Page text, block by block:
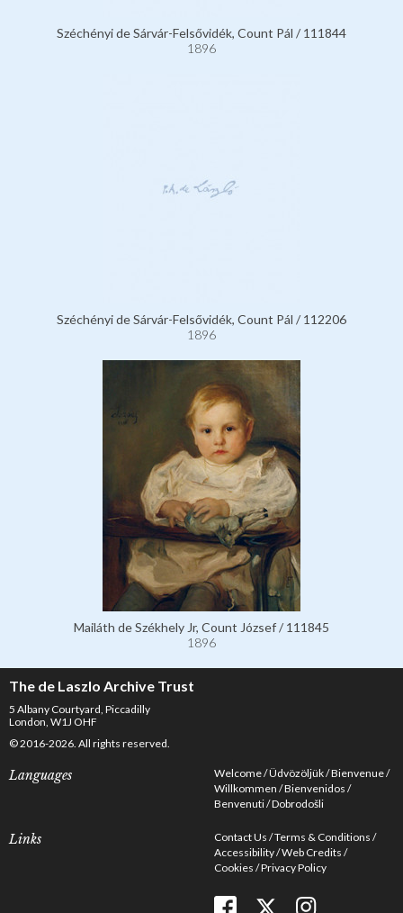
Széchényi de Sárvár-Felsővidék, Count Pál / 111844
1896
Széchényi de Sárvár-Felsővidék, Count Pál / 112206
1896
Mailáth de Székhely Jr, Count József / 111845
1896
The de Laszlo Archive Trust
5 Albany Courtyard, Piccadilly
London, W1J OHF
© 2016-2026. All rights reserved.
Languages Welcome Üdvözöljük Bienvenue
Willkommen Bienvenidos
Benvenuti Dobrodošli
Links Contact Us Terms & Conditions
Accessibility Web Credits
Cookies Privacy Policy